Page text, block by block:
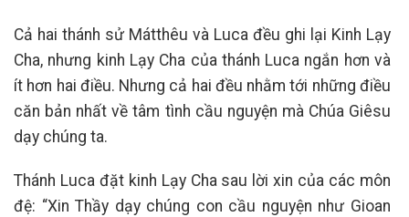
Cả hai thánh sử Mátthêu và Luca đều ghi lại Kinh Lạy
Cha, nhưng kinh Lạy Cha của thánh Luca ngắn hơn và
ít hơn hai điều. Nhưng cả hai đều nhằm tới những điều
căn bản nhất về tâm tình cầu nguyện mà Chúa Giêsu
dạy chúng ta.
Thánh Luca đặt kinh Lạy Cha sau lời xin của các môn
đệ: “Xin Thầy dạy chúng con cầu nguyện như Gioan